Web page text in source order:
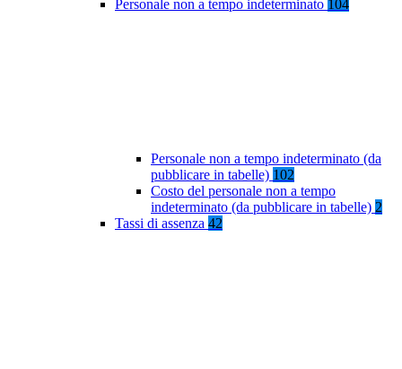
Personale non a tempo indeterminato 104
Personale non a tempo indeterminato (da
pubblicare in tabelle) 102
Costo del personale non a tempo
indeterminato (da pubblicare in tabelle) 2
Tassi di assenza 42